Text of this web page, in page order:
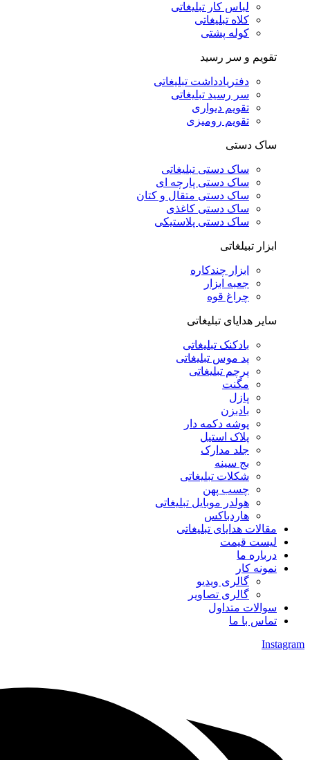
لباس کار تبلیغاتی
کلاه تبلیغاتی
کوله پشتی
تقویم و سر رسید
دفتریادداشت تبلیغاتی
سر رسید تبلیغاتی
تقویم دیواری
تقویم رومیزی
ساک دستی
ساک دستی تبلیغاتی
ساک دستی پارچه ای
ساک دستی متقال و کتان
ساک دستی کاغذی
ساک دستی پلاستیکی
ابزار تبیلغاتی
ابزار چندکاره
جعبه ابزار
چراغ قوه
سایر هدایای تبلیغاتی
بادکنک تبلیغاتی
پد موس تبلیغاتی
پرچم تبلیغاتی
مگنت
پازل
بادبزن
پوشه دکمه دار
پلاک استیل
جلد مدارک
بج سینه
شکلات تبلیغاتی
چسب پهن
هولدر موبایل تبلیغاتی
هاردباکس
مقالات هدایای تبلیغاتی
لیست قیمت
درباره ما
نمونه کار
گالری ویدیو
گالری تصاویر
سوالات متداول
تماس با ما
Instagram